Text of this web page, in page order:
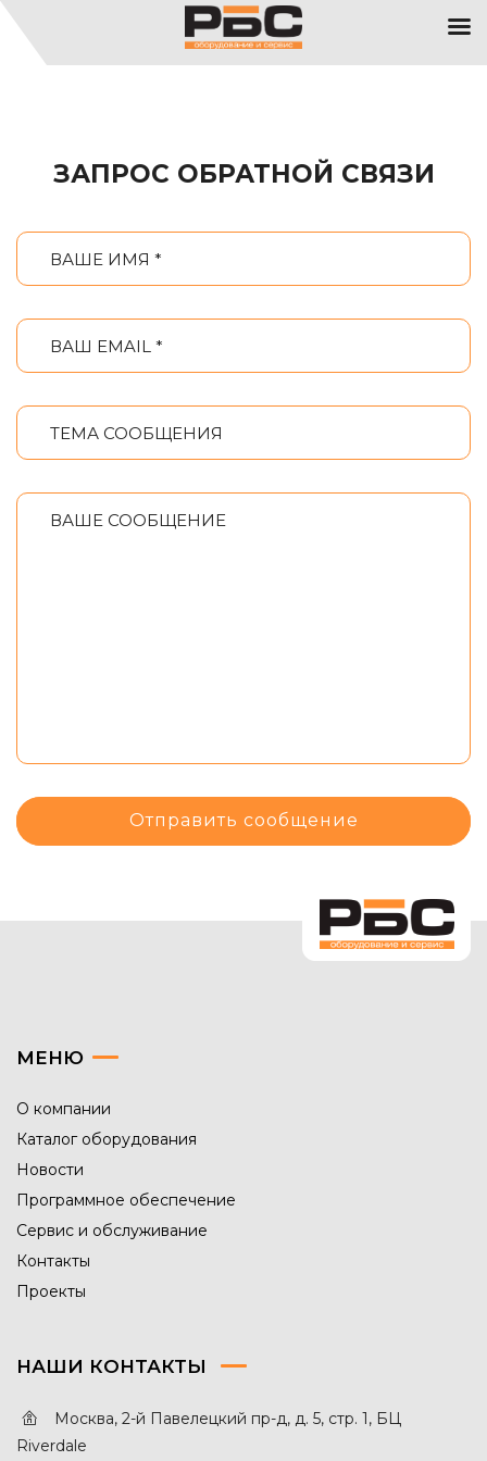
ЗАПРОС ОБРАТНОЙ СВЯЗИ
ВАШЕ ИМЯ *
ВАШ EMAIL *
ТЕМА СООБЩЕНИЯ
ВАШЕ СООБЩЕНИЕ
Отправить сообщение
МЕНЮ
О компании
Каталог оборудования
Новости
Программное обеспечение
Сервис и обслуживание
Контакты
Проекты
НАШИ КОНТАКТЫ
Москва, 2-й Павелецкий пр-д, д. 5, стр. 1, БЦ
Riverdale